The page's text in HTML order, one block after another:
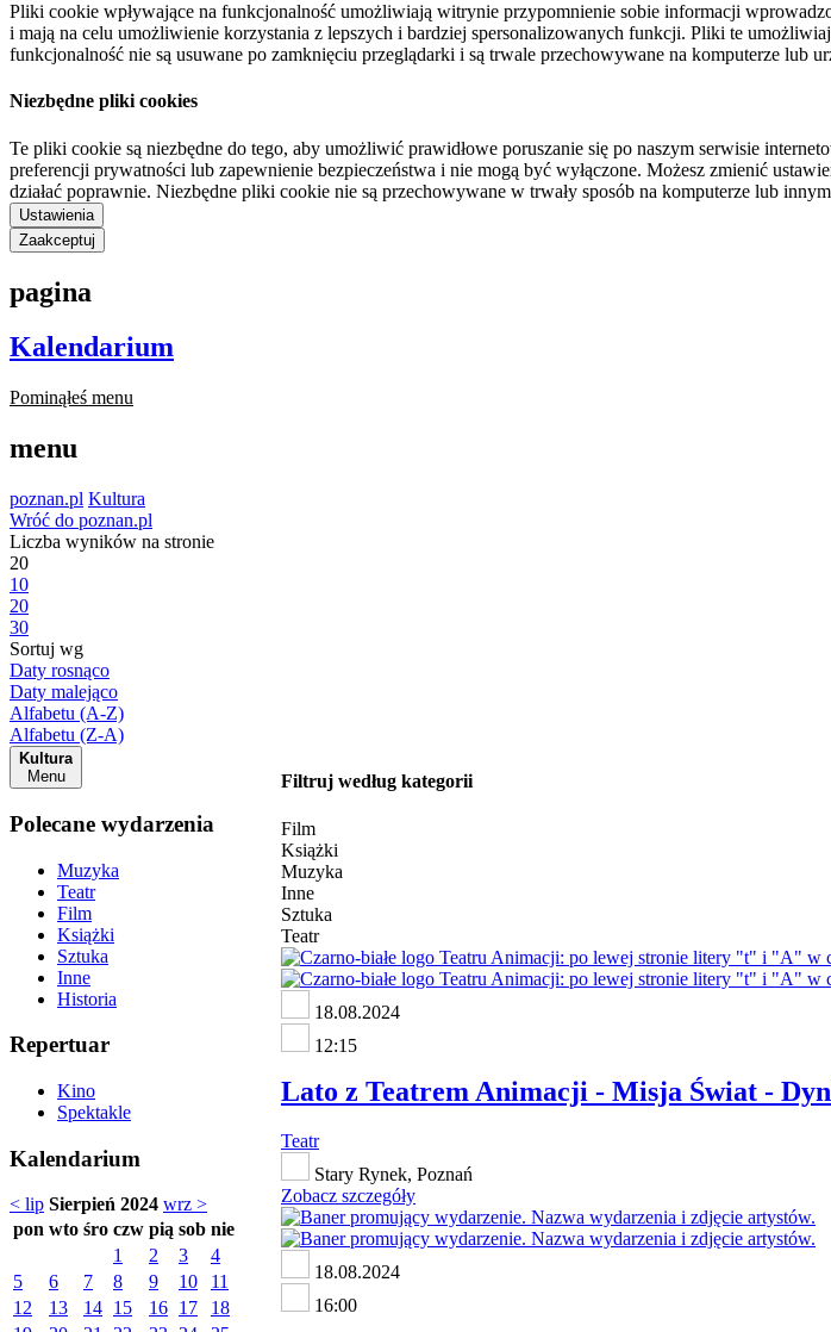
Pliki cookie wpływające na funkcjonalność umożliwiają witrynie przypomnienie sobie informacji
i mają na celu umożliwienie korzystania z lepszych i bardziej spersonalizowanych funkcji. Pliki te
funkcjonalność nie są usuwane po zamknięciu przeglądarki i są trwale przechowywane na komputerze lub
Niezbędne pliki cookies
Te pliki cookie są niezbędne do tego, aby umożliwić prawidłowe poruszanie się po naszym serwisie
preferencji prywatności lub zapewnienie bezpieczeństwa i nie mogą być wyłączone. Możesz zmienić
działać poprawnie. Niezbędne pliki cookie nie są przechowywane w trwały sposób na komputerze lub
Ustawienia
Zaakceptuj
pagina
Kalendarium
Pominąłeś menu
menu
poznan.pl Kultura
Wróć do poznan.pl
Liczba wyników na stronie
20
10
20
30
Sortuj wg
Daty rosnąco
Daty malejąco
Alfabetu (A-Z)
Alfabetu (Z-A)
Kultura
Menu
Polecane wydarzenia
Muzyka
Teatr
Film
Książki
Sztuka
Inne
Historia
Repertuar
Kino
Spektakle
Kalendarium
< lip Sierpień 2024 wrz >
pon wto śro czw pią sob nie
1
2 3
4
5
6 7 8 9 10
11
12
13 14 15 16 17
18
Filtruj według kategorii
Film
Książki
Muzyka
Inne
Sztuka
Teatr
18.08.2024
12:15
Lato z Teatrem Animacji - Misja Świat -
Teatr
Stary Rynek, Poznań
Zobacz szczegóły
18.08.2024
16:00